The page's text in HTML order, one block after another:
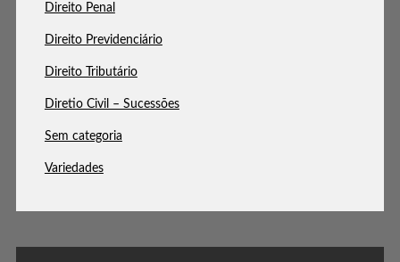
Direito Penal
Direito Previdenciário
Direito Tributário
Diretio Civil – Sucessões
Sem categoria
Variedades